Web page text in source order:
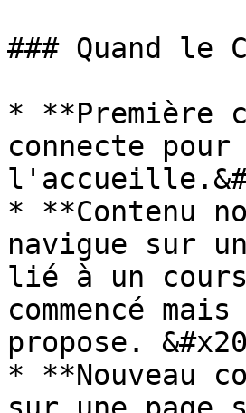
### Quand
* **Première
connecte
* **Contenu
navigue sur
lié à un
commencé
propose.
* **Nouveau